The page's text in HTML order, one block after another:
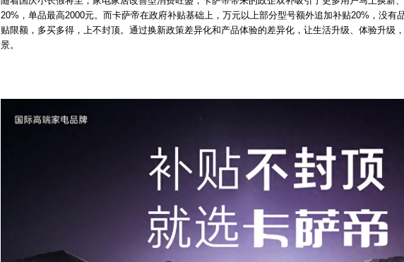
20%，单品最高2000元。而卡萨帝在政府补贴基础上，万元以上部分型号额外追加补贴20%，没有
贴限额，多买多得，上不封顶。通过换新政策差异化和产品体验的差异化，让生活升级、体验升级
景。